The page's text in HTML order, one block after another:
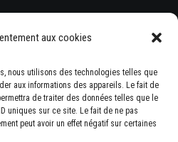
aux cookies
nous utilisons des technologies telles que
aux informations des appareils. Le fait de
de traiter des données telles que le
uniques sur ce site. Le fait de ne pas
peut avoir un effet négatif sur certaines
GÉNÉRALES